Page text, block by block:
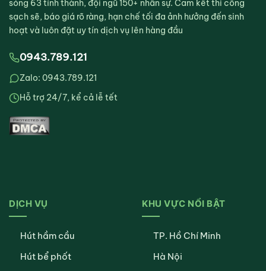
sóng 63 tỉnh thành, đội ngũ 150+ nhân sự. Cam kết thi công
sạch sẽ, báo giá rõ ràng, hạn chế tối đa ảnh hưởng đến sinh
hoạt và luôn đặt uy tín dịch vụ lên hàng đầu
0943.789.121
Zalo: 0943.789.121
Hỗ trợ 24/7, kể cả lễ tết
DỊCH VỤ
Hút hầm cầu
Hút bể phốt
KHU VỰC NỔI BẬT
TP. Hồ Chí Minh
Hà Nội